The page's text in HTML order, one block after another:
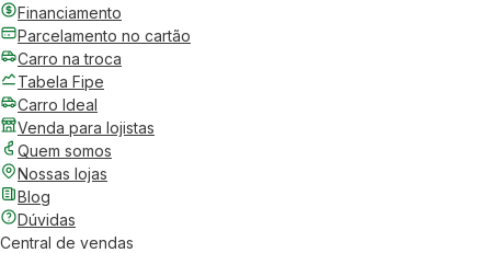
Financiamento
Parcelamento no cartão
Carro na troca
Tabela Fipe
Carro Ideal
Venda para lojistas
Quem somos
Nossas lojas
Blog
Dúvidas
Central de vendas